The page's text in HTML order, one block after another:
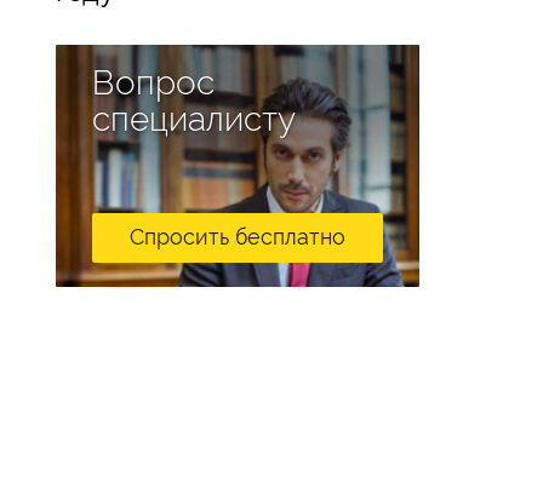
Вопрос
специалисту
Спросить бесплатно